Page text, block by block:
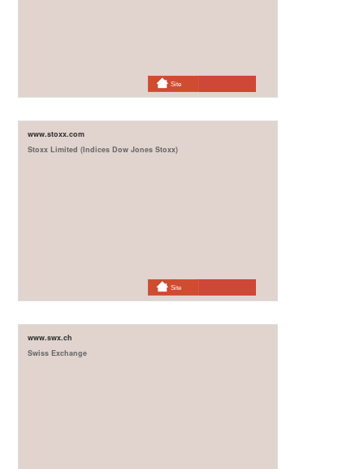
Site
www.stoxx.com
Stoxx Limited (Indices Dow Jones Stoxx)
Site
www.swx.ch
Swiss Exchange